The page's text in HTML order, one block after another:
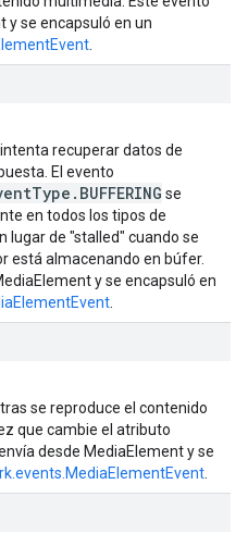
y se encapsuló en un
recuperar datos de
El evento
se
en todos los tipos de
lugar de "stalled" cuando se
está almacenando en búfer.
y se encapsuló en
se reproduce el contenido
que cambie el atributo
desde MediaElement y se